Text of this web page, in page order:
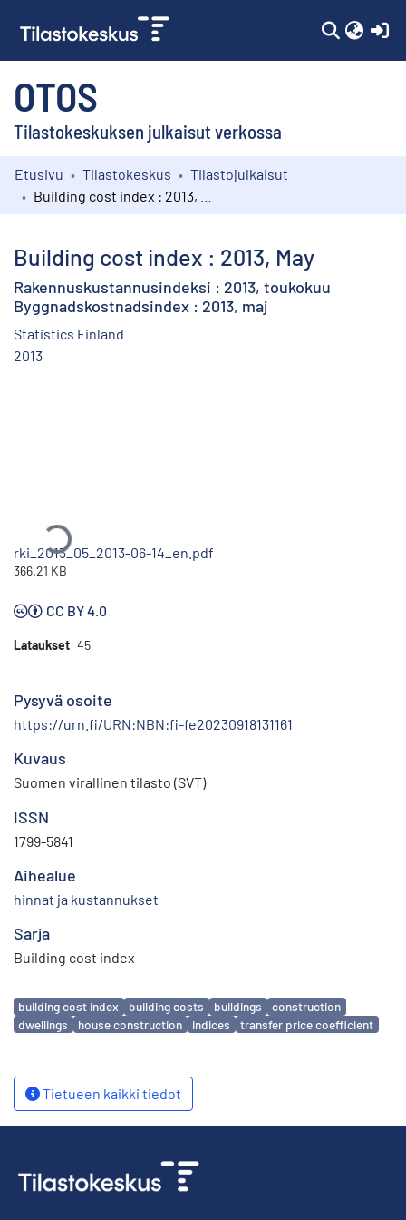
OTOS
Tilastokeskuksen julkaisut verkossa
Kokoelmat
Etusivu Tilastokeskus
Tilastojulkaisut
Building cost index : 2013, May
Rakennuskustannusindeksi : 2013, toukokuu
Byggnadskostnadsindex : 2013, maj
Statistics Finland
2013
Ladataan...
rki_2013_05_2013-06-14_en.pdf
366.21 KB
CC BY 4.0
Lataukset 45
Pysyvä osoite
https://urn.fi/URN:NBN:fi-fe20230918131161
Kuvaus
Suomen virallinen tilasto (SVT)
ISSN
1799-5841
Aihealue
hinnat ja kustannukset
Sarja
Building cost index
Avainsanat
building cost index building costs buildings
construction
dwellings
house construction indices transfer price coefficient
Tietueen kaikki tiedot